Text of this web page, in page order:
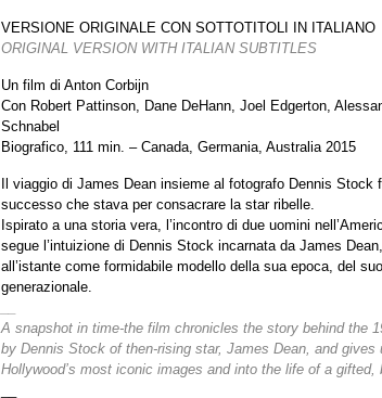
VERSIONE ORIGINALE CON SOTTOTITOLI IN ITALIANO
ORIGINAL VERSION WITH ITALIAN SUBTITLES
Un film di Anton Corbijn
Con Robert Pattinson, Dane DeHann, Joel Edgerton,
Schnabel
Biografico, 111 min. – Canada, Germania, Australia 2015
Il viaggio di James Dean insieme al fotografo Dennis Stock
successo che stava per consacrare la star ribelle.
Ispirato a una storia vera, l’incontro di due uomini
segue l’intuizione di Dennis Stock incarnata da James
all’istante come formidabile modello della sua epoca, del
generazionale.
A snapshot in time-the film chronicles the story behind the
by Dennis Stock of then-rising star, James Dean, and
Hollywood’s most iconic images and into the life of a gifted,